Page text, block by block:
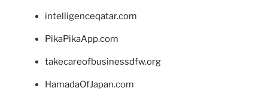
intelligenceqatar.com
PikaPikaApp.com
takecareofbusinessdfw.org
HamadaOfJapan.com